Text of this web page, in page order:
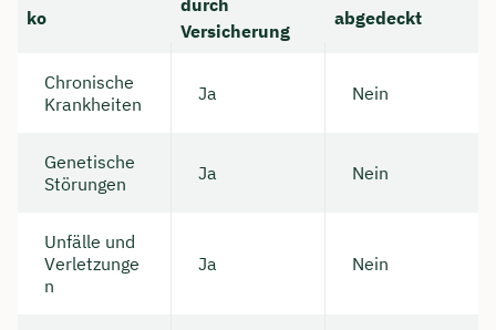
ko
Versicherung
abgedeckt
Chronische
Krankheiten
Ja Nein
Genetische
Störungen
Ja Nein
Unfälle und
Verletzunge
n
Ja Nein